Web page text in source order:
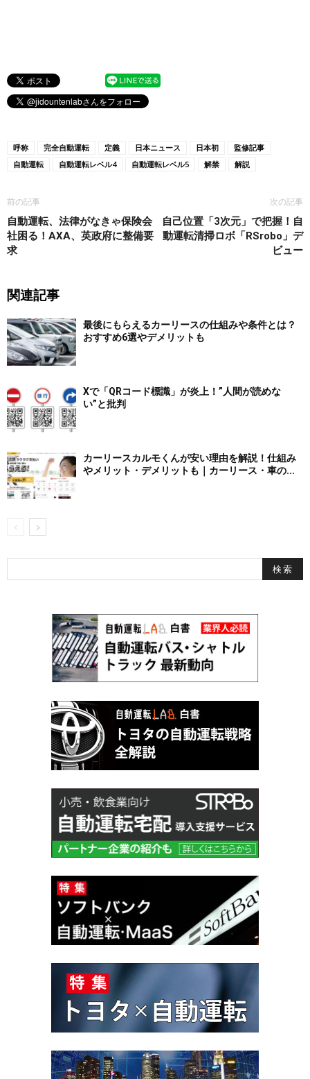
呼称 完全自動運転 定義 日本ニュース 日本初
監修記事
自動運転
自動運転レベル4 自動運転レベル5 解禁 解説
前の記事
自動運転、法律がなきゃ保険会
社困る！AXA、英政府に整備要
求
次の記事
自己位置「3次元」で把握！自
動運転清掃ロボ「RSrobo」デ
ビュー
関連記事
最後にもらえるカーリースの仕組みや条件とは？
おすすめ6選やデメリットも
Xで「QRコード標識」が炎上！”人間が読めな
い”と批判
カーリースカルモくんが安い理由を解説！仕組み
やメリット・デメリットも｜カーリース・車の...